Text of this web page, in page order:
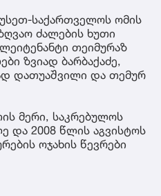
საქართველოს ომის
ძალების ხუთი
თეიმურაზ
ზვიად ბარბაქაძე,
დათუაშვილი და თემურ
მერი, საკრებულოს
და 2008 წლის აგვისტოს
ოჯახის წევრები